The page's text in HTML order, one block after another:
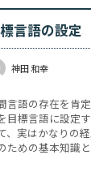
言語の設定
神田 和幸
言語の存在を肯
目標言語に設定
、実はかなりの
ための基本知識
考えなくてはなり
者の言語を目標